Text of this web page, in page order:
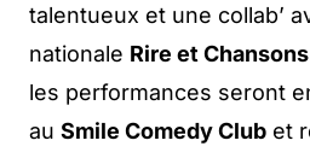
talentueux et une collab’
nationale Rire et
les performances seront
au Smile Comedy Club et